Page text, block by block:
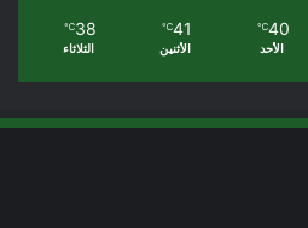
40
℃
الأحد
41
℃
الأثنين
38
℃
الثلاثاء